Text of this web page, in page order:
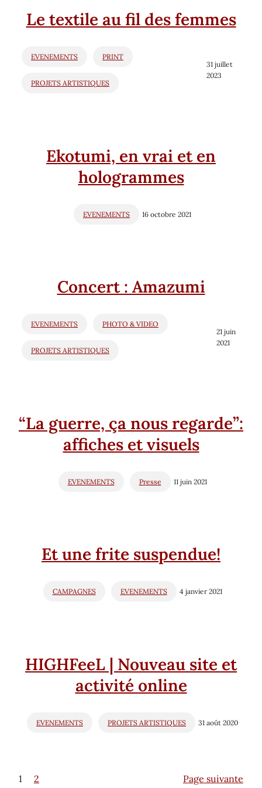
Le textile au fil des femmes
EVENEMENTS PRINT
PROJETS ARTISTIQUES
31 juillet
2023
Ekotumi, en vrai et en
hologrammes
EVENEMENTS 16 octobre 2021
Concert : Amazumi
EVENEMENTS PHOTO & VIDEO
PROJETS ARTISTIQUES
21 juin
2021
“La guerre, ça nous regarde”:
affiches et visuels
EVENEMENTS Presse 11 juin 2021
Et une frite suspendue!
CAMPAGNES EVENEMENTS 4 janvier 2021
HIGHFeeL | Nouveau site et
activité online
EVENEMENTS PROJETS ARTISTIQUES 31 août 2020
1 2 Page suivante